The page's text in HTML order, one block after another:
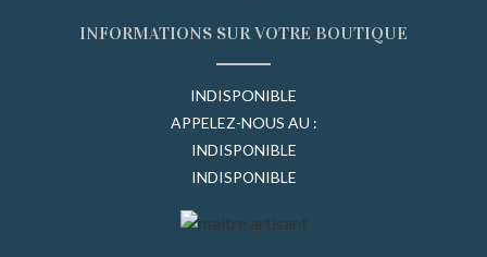
INFORMATIONS SUR VOTRE BOUTIQUE
INDISPONIBLE
APPELEZ-NOUS AU :
INDISPONIBLE
INDISPONIBLE